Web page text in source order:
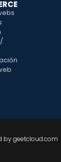
by geetcloud.com